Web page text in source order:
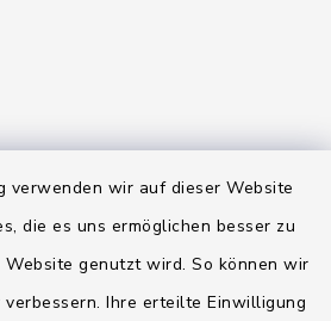
verwenden wir auf dieser Website
die es uns ermöglichen besser zu
genutzt wird. So können wir
Ihre erteilte Einwilligung
115
Schleswig-Holstein